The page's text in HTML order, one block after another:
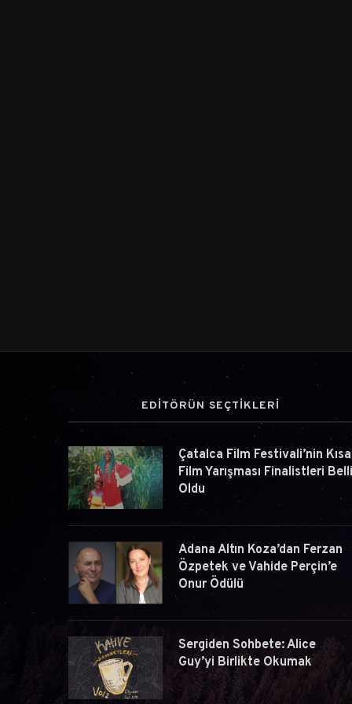
EDİTÖRÜN SEÇTİKLERİ
Çatalca Film Festivali’nin Kısa
Film Yarışması Finalistleri Belli
Oldu
Adana Altın Koza’dan Ferzan
Özpetek ve Vahide Perçin’e
Onur Ödülü
Sergiden Sohbete: Alice
Guy’yi Birlikte Okumak